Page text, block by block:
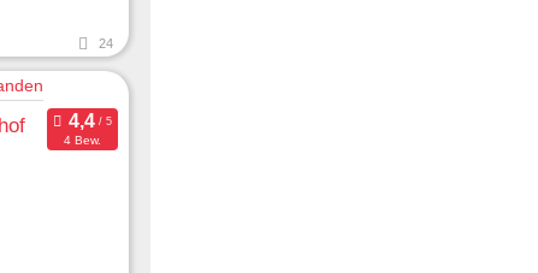
24
4 Bew.